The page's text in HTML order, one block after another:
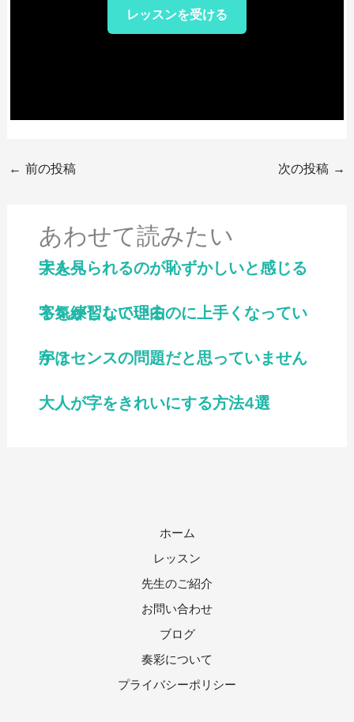
レッスンを受ける
← 前の投稿 次の投稿 →
あわせて読みたい
字を見られるのが恥ずかしいと感じる大人へ
字を練習しているのに上手くなっている気がしない理由
字はセンスの問題だと思っていませんか？
大人が字をきれいにする方法4選
ホーム
レッスン
先生のご紹介
お問い合わせ
ブログ
奏彩について
プライバシーポリシー